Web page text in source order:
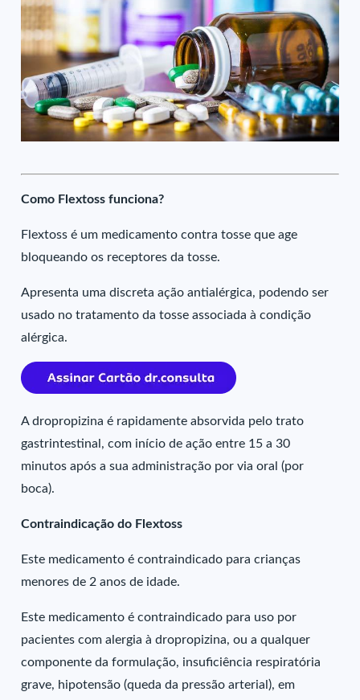
Como Flextoss funciona?
Flextoss é um medicamento contra tosse que age
bloqueando os receptores da tosse.
Apresenta uma discreta ação antialérgica, podendo ser
usado no tratamento da tosse associada à condição
alérgica.
A dropropizina é rapidamente absorvida pelo trato
gastrintestinal, com início de ação entre 15 a 30
minutos após a sua administração por via oral (por
boca).
Contraindicação do Flextoss
Este medicamento é contraindicado para crianças
menores de 2 anos de idade.
Este medicamento é contraindicado para uso por
pacientes com alergia à dropropizina, ou a qualquer
componente da formulação, insuficiência respiratória
grave, hipotensão (queda da pressão arterial), em